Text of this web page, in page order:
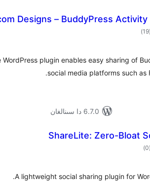
Designs – BuddyPress Activity
(19
ئومۇمىي
دەرىجە)
WordPress plugin enables easy sharing of
social media platforms such as
6.7.0 دا سىنالغان
ShareLite: Zero-Bloat
(0 ئومۇمىي
دەرىجە
)
A lightweight social sharing plugin for